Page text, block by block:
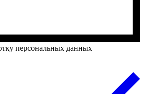
персональных данных